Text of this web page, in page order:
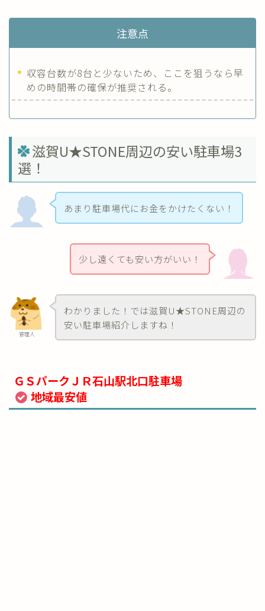
注意点
収容台数が8台と少ないため、ここを狙うなら早
めの時間帯の確保が推奨される。
滋賀U★STONE周辺の安い駐車場3
選！
あまり駐車場代にお金をかけたくない！
少し遠くても安い方がいい！
管理人
わかりました！では滋賀U★STONE周辺の
安い駐車場紹介しますね！
ＧＳパークＪＲ石山駅北口駐車場
地域最安値